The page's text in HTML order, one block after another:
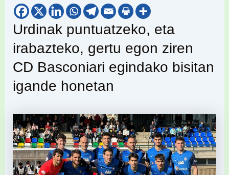
Urdinak puntuatzeko, eta
irabazteko, gertu egon ziren
CD Basconiari egindako bisitan
igande honetan